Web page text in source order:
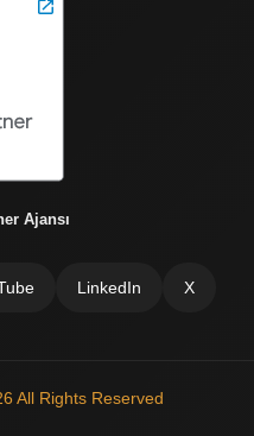
Ajansı
LinkedIn X
All Rights Reserved